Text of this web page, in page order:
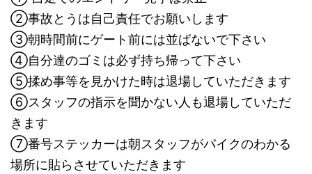
②事故とうは自己責任でお願いします
③朝時間前にゲート前には並ばないで下さい
④自分達のゴミは必ず持ち帰って下さい
⑤揉め事等を見かけた時は退場していただきます
⑥スタッフの指示を聞かない人も退場していただ
きます
⑦番号ステッカーは朝スタッフがバイクのわかる
場所に貼らさせていただきます